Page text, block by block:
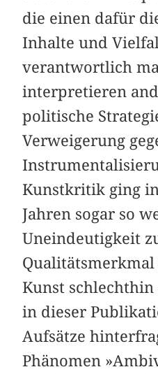
die einen dafür
Inhalte und
verantwortlich
interpretieren
politische
Verweigerung
Kunstkritik ging
Jahren sogar so
Uneindeutigkeit
Kunst schlechthin
in dieser
Aufsätze
Phänomen